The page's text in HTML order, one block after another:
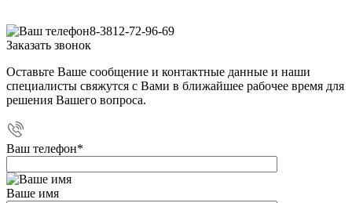
8-3812-72-96-69
Заказать звонок
Оставьте Ваше сообщение и контактные данные и наши
специалисты свяжутся с Вами в ближайшее рабочее время для
решения Вашего вопроса.
Ваш телефон*
Ваше имя